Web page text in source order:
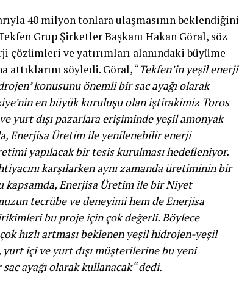
40 milyon tonlara ulaşmasının beklendiğini
Grup Şirketler Başkanı Hakan Göral, söz
ve yatırımları alanındaki büyüme
attıklarını söyledi. Göral, “Tekfen’in yeşil enerji
konusunu önemli bir sac ayağı olarak
en büyük kuruluşu olan iştirakimiz Toros
yurt dışı pazarlara erişiminde yeşil amonyak
Enerjisa Üretim ile yenilenebilir enerji
yapılacak bir tesis kurulması hedefleniyor.
karşılarken aynı zamanda üretiminin bir
kapsamda, Enerjisa Üretim ile bir Niyet
tecrübe ve deneyimi hem de Enerjisa
bu proje için çok değerli. Böylece
hızlı artması beklenen yeşil hidrojen-yeşil
içi ve yurt dışı müşterilerine bu yeni
ayağı olarak kullanacak“ dedi.